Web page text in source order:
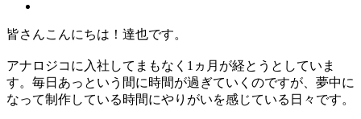
皆さんこんにちは！達也です。
アナロジコに入社してまもなく1ヵ月が経とうとしていま
す。毎日あっという間に時間が過ぎていくのですが、夢中に
なって制作している時間にやりがいを感じている日々です。